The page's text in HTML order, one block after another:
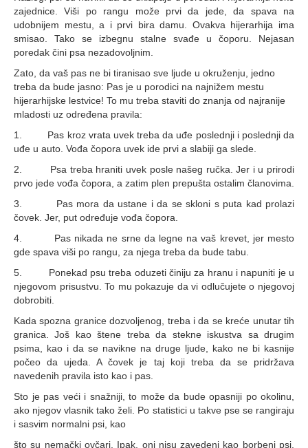
zajednice. Viši po rangu može prvi da jede, da spava na
udobnijem mestu, a i prvi bira damu. Ovakva hijerarhija ima
smisao. Tako se izbegnu stalne svađe u čoporu. Nejasan
poredak čini psa nezadovoljnim.
Zato, da vaš pas ne bi tiranisao sve ljude u okruženju, jedno
treba da bude jasno: Pas je u porodici na najnižem mestu
hijerarhijske lestvice! To mu treba staviti do znanja od najranije
mladosti uz određena pravila:
1. Pas kroz vrata uvek treba da uđe poslednji i poslednji da
uđe u auto. Vođa čopora uvek ide prvi a slabiji ga slede.
2. Psa treba hraniti uvek posle našeg ručka. Jer i u prirodi
prvo jede vođa čopora, a zatim plen prepušta ostalim članovima.
3. Pas mora da ustane i da se skloni s puta kad prolazi
čovek. Jer, put određuje vođa čopora.
4. Pas nikada ne srne da legne na vaš krevet, jer mesto
gde spava viši po rangu, za njega treba da bude tabu.
5. Ponekad psu treba oduzeti činiju za hranu i napuniti je u
njegovom prisustvu. To mu pokazuje da vi odlučujete o njegovoj
dobrobiti.
Kada spozna granice dozvoljenog, treba i da se kreće unutar tih
granica. Još kao štene treba da stekne iskustva sa drugim
psima, kao i da se navikne na druge ljude, kako ne bi kasnije
počeo da ujeda. A čovek je taj koji treba da se pridržava
navedenih pravila isto kao i pas.
Sto je pas veći i snažniji, to može da bude opasniji po okolinu,
ako njegov vlasnik tako želi. Po statistici u takve pse se rangiraju
i sasvim normalni psi, kao
što su nemački ovčari. Ipak, oni nisu zavedeni kao borbeni psi.